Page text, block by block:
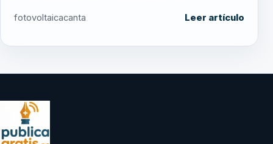
fotovoltaicacanta Leer artículo